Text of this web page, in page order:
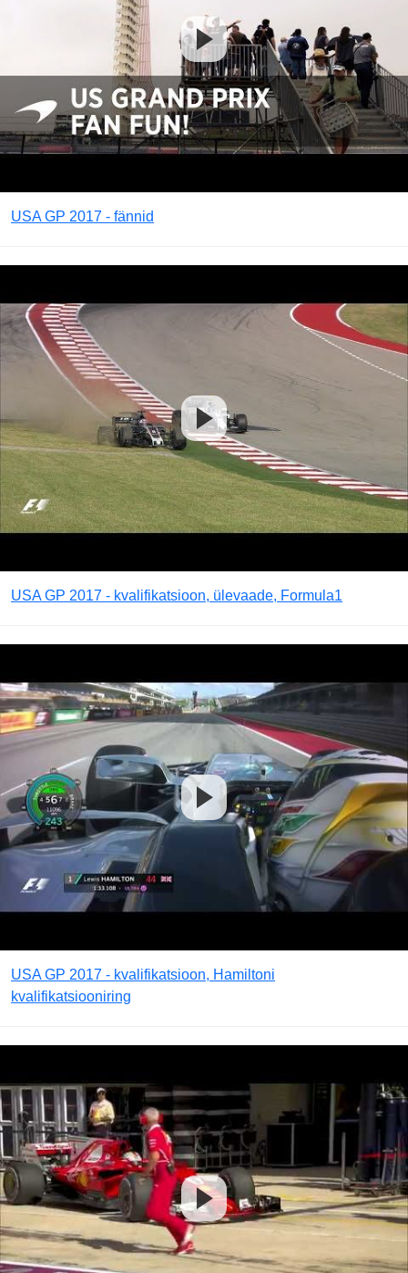
USA GP 2017 - fännid
USA GP 2017 - kvalifikatsioon, ülevaade, Formula1
USA GP 2017 - kvalifikatsioon, Hamiltoni
kvalifikatsiooniring